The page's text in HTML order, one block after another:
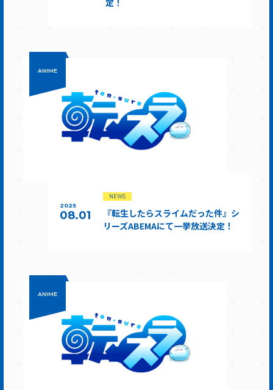
定！
ANIME
2025
08.01
NEWS
『転生したらスライムだった件』シ
リーズABEMAにて一挙放送決定！
ANIME